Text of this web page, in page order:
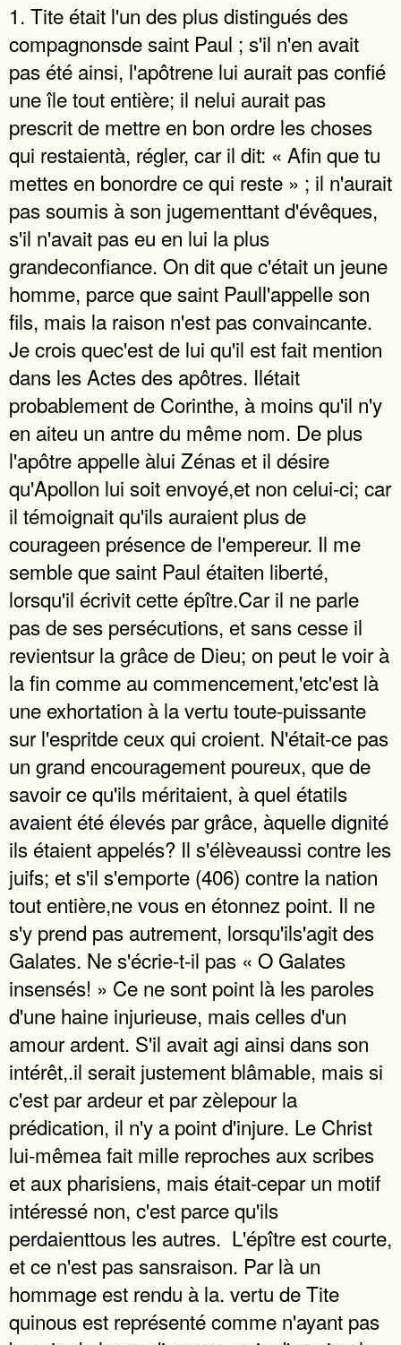
1. Tite était l'un des plus distingués des
compagnonsde saint Paul ; s'il n'en avait
pas été ainsi, l'apôtrene lui aurait pas confié
une île tout entière; il nelui aurait pas
prescrit de mettre en bon ordre les choses
qui restaientà, régler, car il dit: « Afin que tu
mettes en bonordre ce qui reste » ; il n'aurait
pas soumis à son jugementtant d'évêques,
s'il n'avait pas eu en lui la plus
grandeconfiance. On dit que c'était un jeune
homme, parce que saint Paull'appelle son
fils, mais la raison n'est pas convaincante.
Je crois quec'est de lui qu'il est fait mention
dans les Actes des apôtres. Ilétait
probablement de Corinthe, à moins qu'il n'y
en aiteu un antre du même nom. De plus
l'apôtre appelle àlui Zénas et il désire
qu'Apollon lui soit envoyé,et non celui-ci; car
il témoignait qu'ils auraient plus de
courageen présence de l'empereur. Il me
semble que saint Paul étaiten liberté,
lorsqu'il écrivit cette épître.Car il ne parle
pas de ses persécutions, et sans cesse il
revientsur la grâce de Dieu; on peut le voir à
la fin comme au commencement,'etc'est là
une exhortation à la vertu toute-puissante
sur l'espritde ceux qui croient. N'était-ce pas
un grand encouragement poureux, que de
savoir ce qu'ils méritaient, à quel étatils
avaient été élevés par grâce, àquelle dignité
ils étaient appelés? Il s'élèveaussi contre les
juifs; et s'il s'emporte (406) contre la nation
tout entière,ne vous en étonnez point. Il ne
s'y prend pas autrement, lorsqu'ils'agit des
Galates. Ne s'écrie-t-il pas « O Galates
insensés! » Ce ne sont point là les paroles
d'une haine injurieuse, mais celles d'un
amour ardent. S'il avait agi ainsi dans son
intérêt,.il serait justement blâmable, mais si
c'est par ardeur et par zèlepour la
prédication, il n'y a point d'injure. Le Christ
lui-mêmea fait mille reproches aux scribes
et aux pharisiens, mais était-cepar un motif
intéressé non, c'est parce qu'ils
perdaienttous les autres.  L'épître est courte,
et ce n'est pas sansraison. Par là un
hommage est rendu à la. vertu de Tite
quinous est représenté comme n'ayant pas